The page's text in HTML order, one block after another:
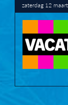
zaterdag 12